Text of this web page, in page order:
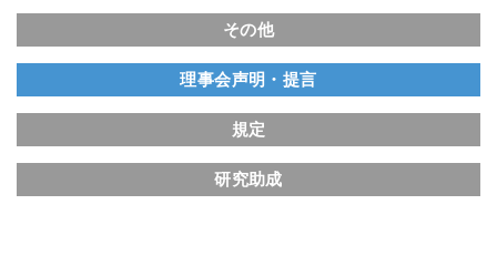
その他
理事会声明・提言
規定
研究助成